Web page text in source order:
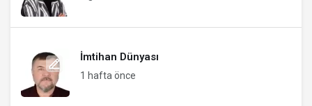
İmtihan Dünyası
1 hafta önce